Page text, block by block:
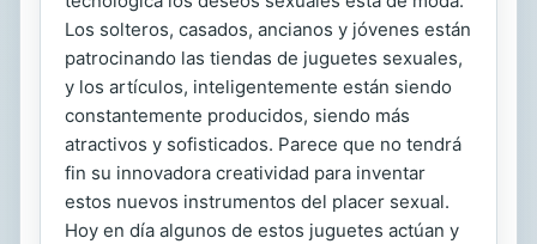
Los solteros, casados, ancianos y jóvenes están
patrocinando las tiendas de juguetes sexuales,
y los artículos, inteligentemente están siendo
constantemente producidos, siendo más
atractivos y sofisticados. Parece que no tendrá
fin su innovadora creatividad para inventar
estos nuevos instrumentos del placer sexual.
Hoy en día algunos de estos juguetes actúan y